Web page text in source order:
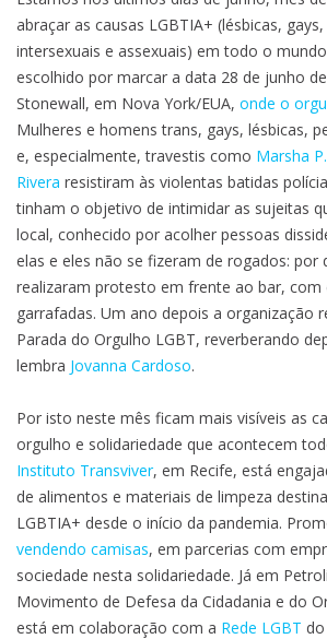
solidariedade
abraçar as causas LGBTIA+ (lésbicas,
intersexuais e assexuais) em todo o
escolhido por marcar a data 28 de junho
Stonewall, em Nova York/EUA, onde o
Mulheres e homens trans, gays, lésbicas,
e, especialmente, travestis como Marsha
Rivera resistiram às violentas batidas
tinham o objetivo de intimidar as sujeitas
local, conhecido por acolher pessoas
elas e eles não se fizeram de rogados: por
realizaram protesto em frente ao bar, com
garrafadas. Um ano depois a organização
Parada do Orgulho LGBT, reverberando
lembra Jovanna Cardoso.
Por isto neste mês ficam mais visíveis as
orgulho e solidariedade que acontecem
Instituto Transviver, em Recife, está
de alimentos e materiais de limpeza
LGBTIA+ desde o início da pandemia.
vendendo camisas, em parcerias com
sociedade nesta solidariedade. Já em
Movimento de Defesa da Cidadania e do
está em colaboração com a Rede LGBT